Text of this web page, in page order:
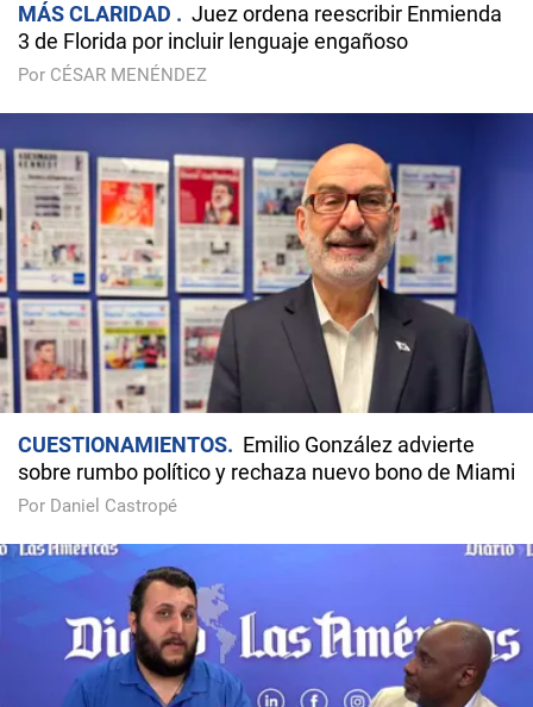
MÁS CLARIDAD
Juez ordena reescribir Enmienda
3 de Florida por incluir lenguaje engañoso
Por CÉSAR MENÉNDEZ
CUESTIONAMIENTOS
Emilio González advierte
sobre rumbo político y rechaza nuevo bono de Miami
Por Daniel Castropé